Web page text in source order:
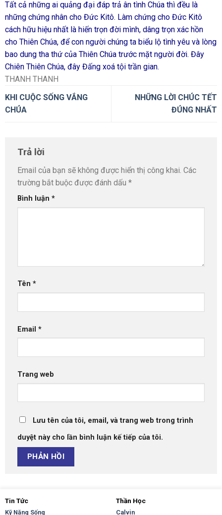
Tất cả những ai quảng đại đáp trả ân tình Chúa thì đều là
những chứng nhân cho Đức Kitô. Làm chứng cho Đức Kitô
cách hữu hiệu nhất là hiến trọn đời mình, dâng trọn xác hồn
cho Thiên Chúa, để con người chúng ta biểu lộ tình yêu và lòng
bao dung tha thứ của Thiên Chúa trước mặt người đời. Đây
Chiên Thiên Chúa, đây Đấng xoá tội trần gian.
THANH THANH
KHI CUỘC SỐNG VẮNG
CHÚA
NHỮNG LỜI CHÚC TẾT
ĐÚNG NHẤT
Trả lời
Email của bạn sẽ không được hiển thị công khai. Các
trường bắt buộc được đánh dấu *
Bình luận *
Tên *
Email *
Trang web
Lưu tên của tôi, email, và trang web trong trình
duyệt này cho lần bình luận kế tiếp của tôi.
Tin Tức
Kỹ Năng Sống
Thần Học
Calvin